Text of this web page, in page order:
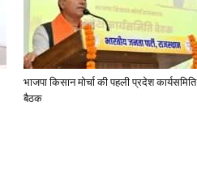
भाजपा किसान मोर्चा की पहली प्रदेश कार्यसमिति
बैठक